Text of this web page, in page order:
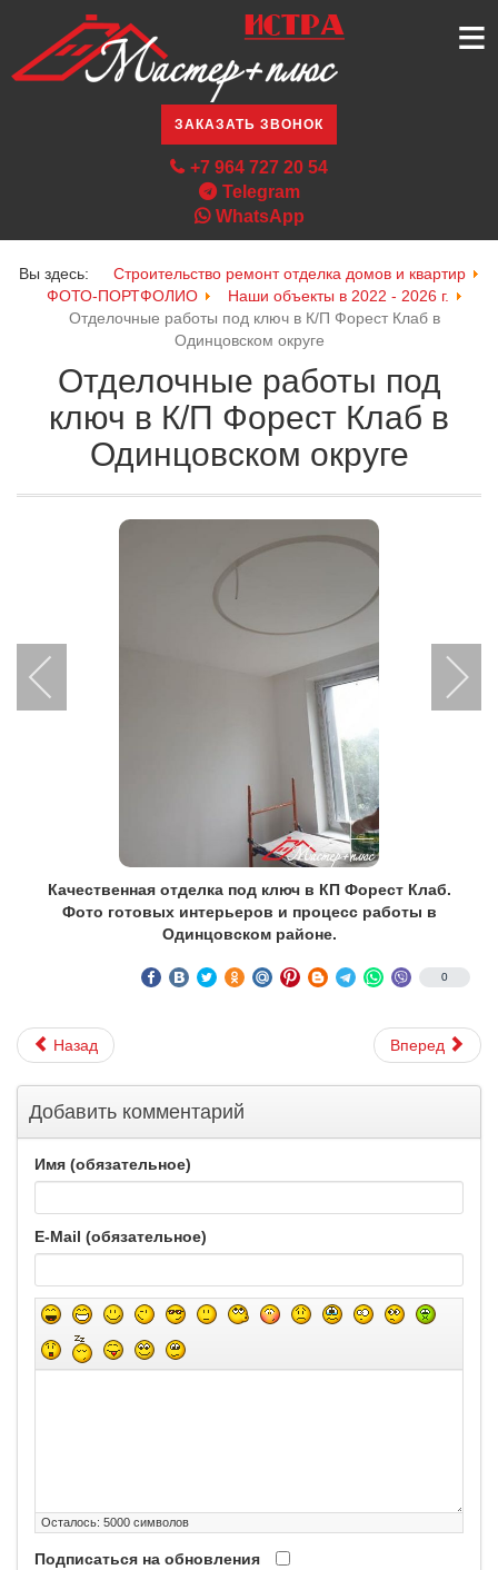
≡
ЗАКАЗАТЬ ЗВОНОК
+7 964 727 20 54
Telegram
WhatsApp
Вы здесь:
Строительство ремонт отделка домов и квартир
ФОТО-ПОРТФОЛИО
Наши объекты в 2022 - 2026 г.
Отделочные работы под ключ в К/П Форест Клаб в
Одинцовском округе
Отделочные работы под
ключ в К/П Форест Клаб в
Одинцовском округе
Качественная отделка под ключ в КП Форест Клаб.
Фото готовых интерьеров и процесс работы в
Одинцовском районе.
0
Назад Вперед
Добавить комментарий
Имя (обязательное)
E-Mail (обязательное)
Осталось: 5000 символов
Подписаться на обновления